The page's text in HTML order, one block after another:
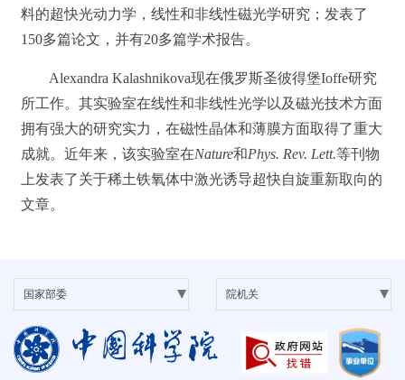
料的超快光动力学，线性和非线性磁光学研究；发表了
150多篇论文，并有20多篇学术报告。
Alexandra Kalashnikova现在俄罗斯圣彼得堡Ioffe研究
所工作。其实验室在线性和非线性光学以及磁光技术方面
拥有强大的研究实力，在磁性晶体和薄膜方面取得了重大
成就。近年来，该实验室在Nature和Phys. Rev. Lett.等刊物
上发表了关于稀土铁氧体中激光诱导超快自旋重新取向的
文章。